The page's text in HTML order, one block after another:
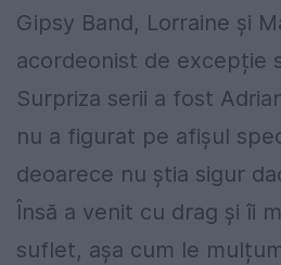
Gipsy Band, Lorraine și
acordeonist de excepție
Surpriza serii a fost
nu a figurat pe afișul
deoarece nu știa sigur
Însă a venit cu drag și îi
suflet, așa cum le